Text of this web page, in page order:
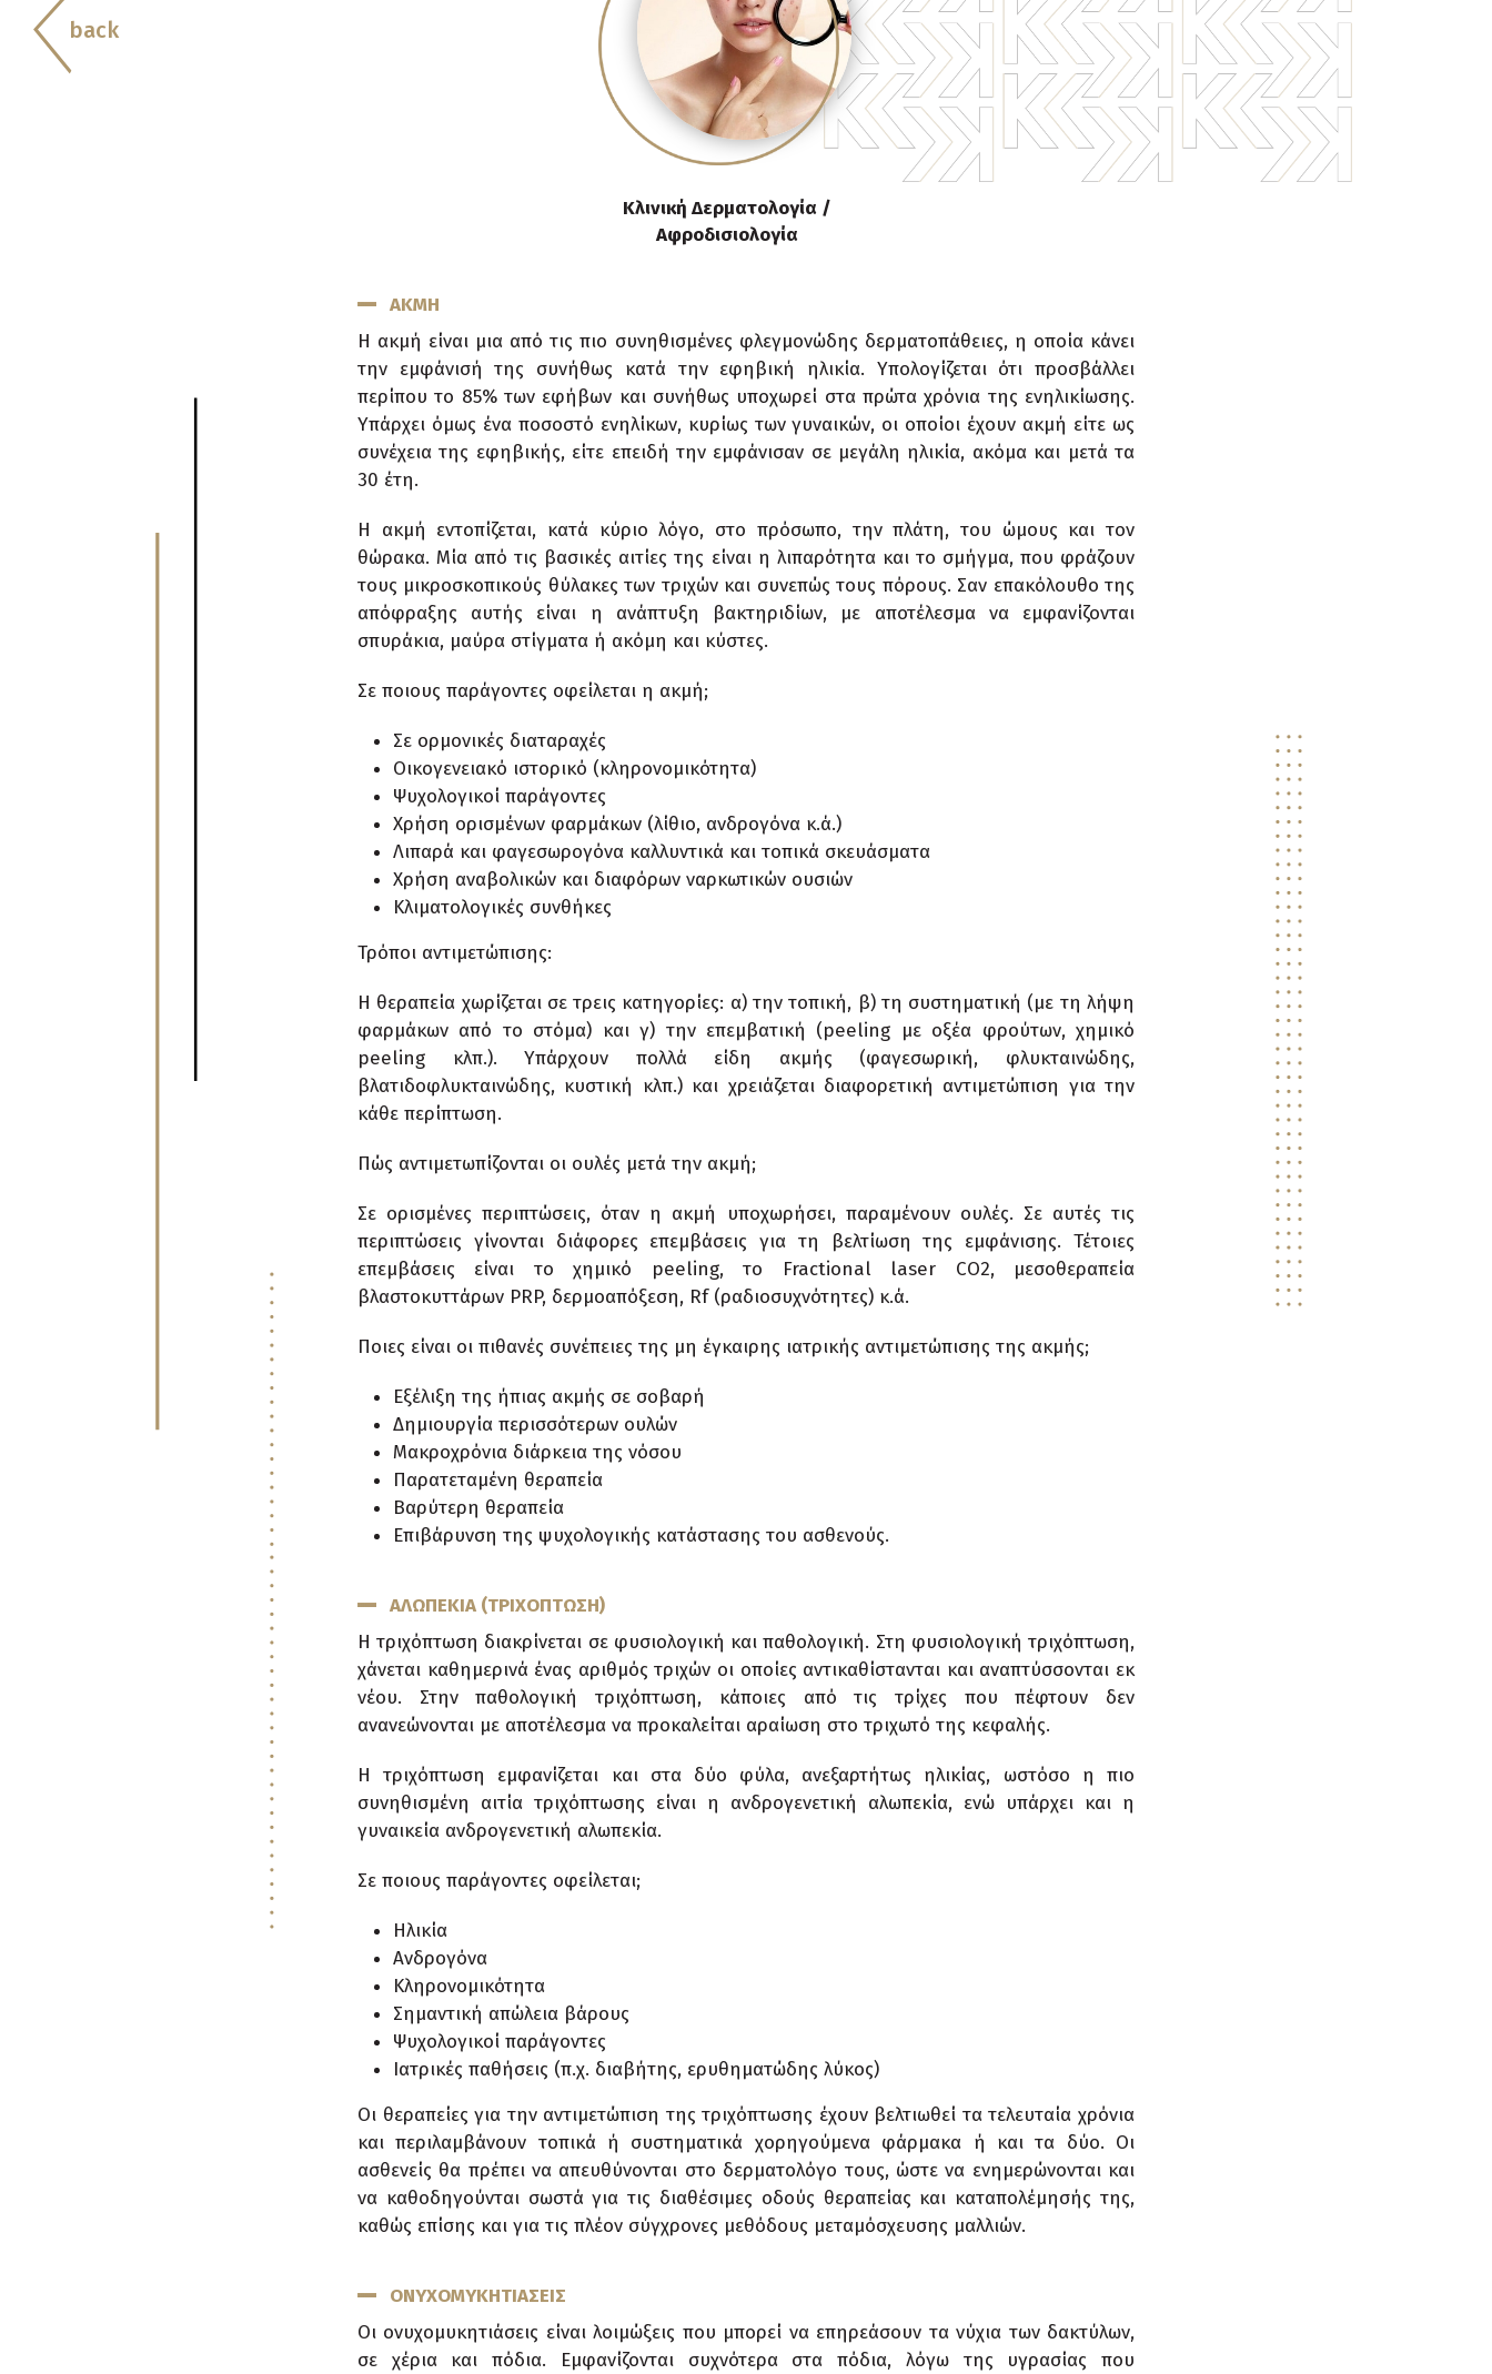
back
Κλινική Δερματολογία /
Αφροδισιολογία
ΑΚΜΗ
Η ακμή είναι μια από τις πιο συνηθισμένες φλεγμονώδης δερματοπάθειες, η οποία κάνει
την εμφάνισή της συνήθως κατά την εφηβική ηλικία. Υπολογίζεται ότι προσβάλλει
περίπου το 85% των εφήβων και συνήθως υποχωρεί στα πρώτα χρόνια της ενηλικίωσης.
Υπάρχει όμως ένα ποσοστό ενηλίκων, κυρίως των γυναικών, οι οποίοι έχουν ακμή είτε ως
συνέχεια της εφηβικής, είτε επειδή την εμφάνισαν σε μεγάλη ηλικία, ακόμα και μετά τα
30 έτη.
Η ακμή εντοπίζεται, κατά κύριο λόγο, στο πρόσωπο, την πλάτη, του ώμους και τον
θώρακα. Μία από τις βασικές αιτίες της είναι η λιπαρότητα και το σμήγμα, που φράζουν
τους μικροσκοπικούς θύλακες των τριχών και συνεπώς τους πόρους. Σαν επακόλουθο της
απόφραξης αυτής είναι η ανάπτυξη βακτηριδίων, με αποτέλεσμα να εμφανίζονται
σπυράκια, μαύρα στίγματα ή ακόμη και κύστες.
Σε ποιους παράγοντες οφείλεται η ακμή;
Σε ορμονικές διαταραχές
Οικογενειακό ιστορικό (κληρονομικότητα)
Ψυχολογικοί παράγοντες
Χρήση ορισμένων φαρμάκων (λίθιο, ανδρογόνα κ.ά.)
Λιπαρά και φαγεσωρογόνα καλλυντικά και τοπικά σκευάσματα
Χρήση αναβολικών και διαφόρων ναρκωτικών ουσιών
Κλιματολογικές συνθήκες
Τρόποι αντιμετώπισης:
Η θεραπεία χωρίζεται σε τρεις κατηγορίες: α) την τοπική, β) τη συστηματική (με τη λήψη
φαρμάκων από το στόμα) και γ) την επεμβατική (peeling με οξέα φρούτων, χημικό
peeling κλπ.). Υπάρχουν πολλά είδη ακμής (φαγεσωρική, φλυκταινώδης,
βλατιδοφλυκταινώδης, κυστική κλπ.) και χρειάζεται διαφορετική αντιμετώπιση για την
κάθε περίπτωση.
Πώς αντιμετωπίζονται οι ουλές μετά την ακμή;
Σε ορισμένες περιπτώσεις, όταν η ακμή υποχωρήσει, παραμένουν ουλές. Σε αυτές τις
περιπτώσεις γίνονται διάφορες επεμβάσεις για τη βελτίωση της εμφάνισης. Τέτοιες
επεμβάσεις είναι το χημικό peeling, το Fractional laser CO2, μεσοθεραπεία
βλαστοκυττάρων PRP, δερμοαπόξεση, Rf(ραδιοσυχνότητες) κ.ά.
Ποιες είναι οι πιθανές συνέπειες της μη έγκαιρης ιατρικής αντιμετώπισης της ακμής;
Εξέλιξη της ήπιας ακμής σε σοβαρή
Δημιουργία περισσότερων ουλών
Μακροχρόνια διάρκεια της νόσου
Παρατεταμένη θεραπεία
Βαρύτερη θεραπεία
Επιβάρυνση της ψυχολογικής κατάστασης του ασθενούς.
ΑΛΩΠΕΚΙΑ (ΤΡΙΧΟΠΤΩΣΗ)
Η τριχόπτωση διακρίνεται σε φυσιολογική και παθολογική. Στη φυσιολογική τριχόπτωση,
χάνεται καθημερινά ένας αριθμός τριχών οι οποίες αντικαθίστανται και αναπτύσσονται εκ
νέου. Στην παθολογική τριχόπτωση, κάποιες από τις τρίχες που πέφτουν δεν
ανανεώνονται με αποτέλεσμα να προκαλείται αραίωση στο τριχωτό της κεφαλής.
Η τριχόπτωση εμφανίζεται και στα δύο φύλα, ανεξαρτήτως ηλικίας, ωστόσο η πιο
συνηθισμένη αιτία τριχόπτωσης είναι η ανδρογενετική αλωπεκία, ενώ υπάρχει και η
γυναικεία ανδρογενετική αλωπεκία.
Σε ποιους παράγοντες οφείλεται;
Ηλικία
Ανδρογόνα
Κληρονομικότητα
Σημαντική απώλεια βάρους
Ψυχολογικοί παράγοντες
Ιατρικές παθήσεις (π.χ. διαβήτης, ερυθηματώδης λύκος)
Οι θεραπείες για την αντιμετώπιση της τριχόπτωσης έχουν βελτιωθεί τα τελευταία χρόνια
και περιλαμβάνουν τοπικά ή συστηματικά χορηγούμενα φάρμακα ή και τα δύο. Οι
ασθενείς θα πρέπει να απευθύνονται στο δερματολόγο τους, ώστε να ενημερώνονται και
να καθοδηγούνται σωστά για τις διαθέσιμες οδούς θεραπείας και καταπολέμησής της,
καθώς επίσης και για τις πλέον σύγχρονες μεθόδους μεταμόσχευσης μαλλιών.
ΟΝΥΧΟΜΥΚΗΤΙΑΣΕΙΣ
Οι ονυχομυκητιάσεις είναι λοιμώξεις που μπορεί να επηρεάσουν τα νύχια των δακτύλων,
σε χέρια και πόδια. Εμφανίζονται συχνότερα στα πόδια, λόγω της υγρασίας που